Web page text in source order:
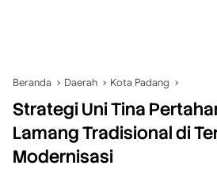
Beranda Daerah Kota Padang
Strategi Uni Tina
Lamang Tradisional di
Modernisasi